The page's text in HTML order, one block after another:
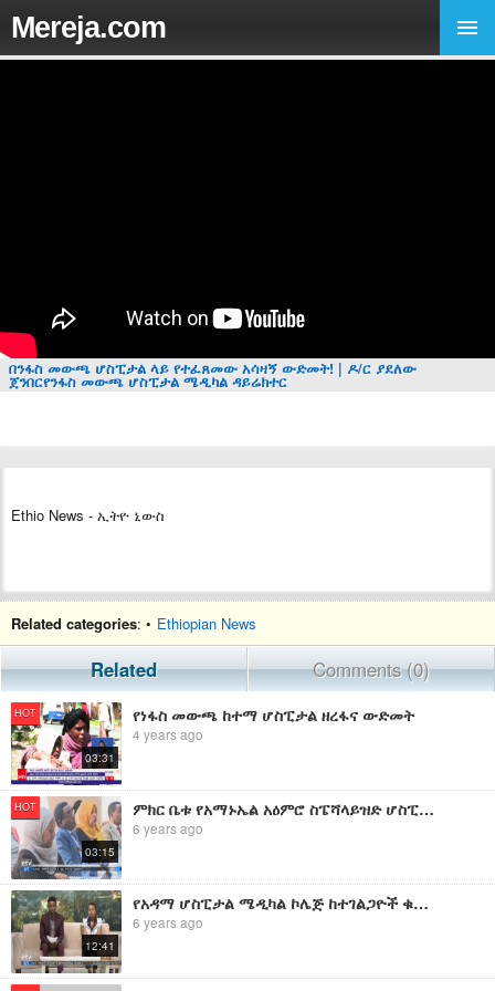
Mereja.com
በንፋስ መውጫ ሆስፒታል ላይ የተፈጸመው አሳዛኝ ውድመት! | ዶ/ር ያደለው
ጀንበርየንፋስ መውጫ ሆስፒታል ሜዲካል ዳይሬክተር
Ethio News - ኢትዮ ኒውስ
Related categories: • Ethiopian News
Related Comments (0)
HOT
03:31
የነፋስ መውጫ ከተማ ሆስፒታል ዘረፋና ውድመት
4 years ago
HOT
03:15
ምክር ቤቱ የአማኑኤል አዕምሮ ስፔሻላይዝድ ሆስፒታል እና የቅዱስ ጳውሎስ ሚሊኒየም ሜዲካል ኮሌጅ ዕቅድ አፈፃፀምን ገመገመ፡፡
6 years ago
12:41
የአዳማ ሆስፒታል ሜዲካል ኮሌጅ ከተገልጋዮች ቁጥር መብዛት የተነሳ አጥጋቢ አገልግሎት ለመስጠት መቸገሩን ገለፀ፡፡
6 years ago